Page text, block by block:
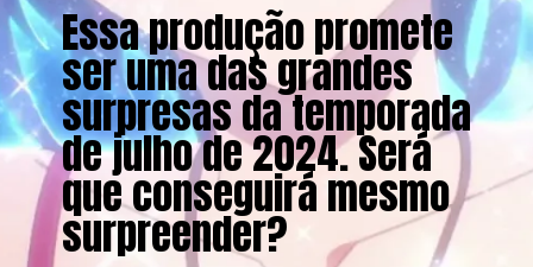
Essa produção promete
ser uma das grandes
surpresas da temporada
de julho de 2024. Será
que conseguirá mesmo
surpreender?